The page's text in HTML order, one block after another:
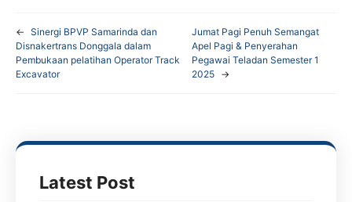
c
e
o
i
t
r
a
t
p
l
e
a
← Sinergi BPVP Samarinda dan
Disnakertrans Donggala dalam
Pembukaan pelatihan Operator Track
Excavator
Jumat Pagi Penuh Semangat
Apel Pagi & Penyerahan
Pegawai Teladan Semester 1
2025
→
Latest Post